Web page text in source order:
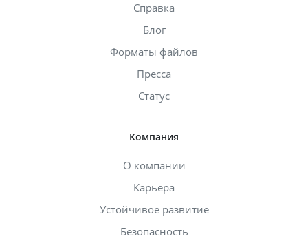
Справка
Блог
Форматы файлов
Пресса
Статус
Компания
О компании
Карьера
Устойчивое развитие
Безопасность